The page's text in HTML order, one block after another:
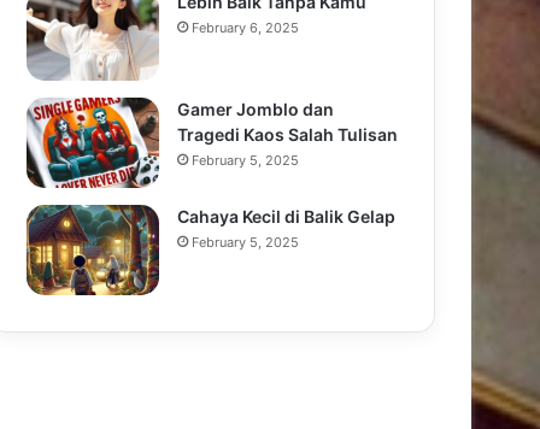
February 6, 2025
Gamer Jomblo dan
Tragedi Kaos Salah Tulisan
February 5, 2025
Cahaya Kecil di Balik Gelap
February 5, 2025